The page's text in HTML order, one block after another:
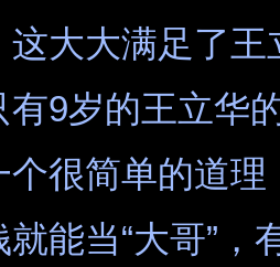
这大大满足了王
有9岁的王立华
个很简单的道理
能当“大哥”，